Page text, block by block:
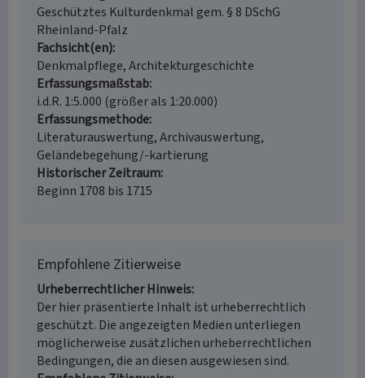
Geschütztes Kulturdenkmal gem. § 8 DSchG
Rheinland-Pfalz
Fachsicht(en)
Denkmalpflege, Architekturgeschichte
Erfassungsmaßstab
i.d.R. 1:5.000 (größer als 1:20.000)
Erfassungsmethode
Literaturauswertung, Archivauswertung,
Geländebegehung/-kartierung
Historischer Zeitraum
Beginn 1708 bis 1715
Empfohlene Zitierweise
Urheberrechtlicher Hinweis
Der hier präsentierte Inhalt ist urheberrechtlich
geschützt. Die angezeigten Medien unterliegen
möglicherweise zusätzlichen urheberrechtlichen
Bedingungen, die an diesen ausgewiesen sind.